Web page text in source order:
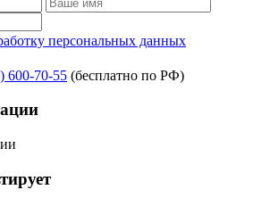
персональных данных
600-70-55 (бесплатно по РФ)